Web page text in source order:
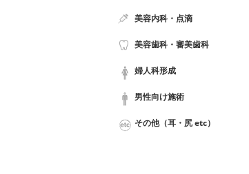
美容内科・点滴
美容歯科・審美歯科
婦人科形成
男性向け施術
その他（耳・尻 etc）